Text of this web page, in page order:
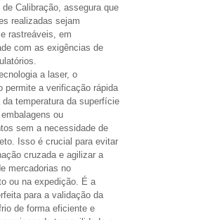
Calibração, assegura que
realizadas sejam
rastreáveis, em
com as exigências de
a laser, o
permite a verificação rápida
da temperatura da superfície
ou
sem a necessidade de
Isso é crucial para evitar
cruzada e agilizar a
mercadorias no
ou na expedição. É a
para a validação da
de forma eficiente e